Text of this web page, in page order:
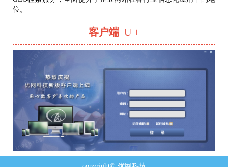
位。
客户端 U +